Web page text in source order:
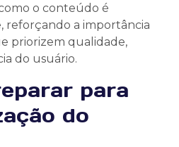
o conteúdo é
reforçando a importância
priorizem qualidade,
do usuário.
para
do